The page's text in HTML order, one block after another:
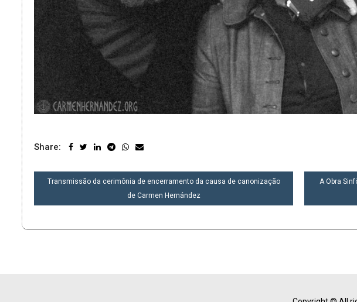
Share:
NAVEGAÇÃO
POST
Transmissão da cerimônia de encerramento da causa de canonização
de Carmen Hernández
A Obra